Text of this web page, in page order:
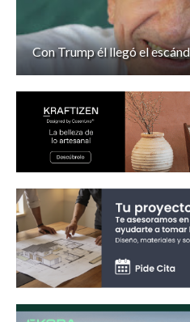
Con Trump él llegó el